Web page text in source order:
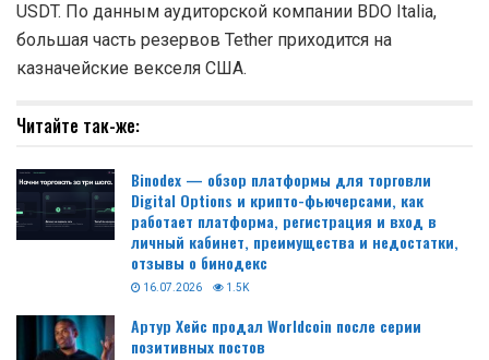
USDT. По данным аудиторской компании BDO Italia,
большая часть резервов Tether приходится на
казначейские векселя США.
Читайте так-же:
Binodex — обзор платформы для торговли
Digital Options и крипто-фьючерсами, как
работает платформа, регистрация и вход в
личный кабинет, преимущества и недостатки,
отзывы о бинодекс
16.07.2026 1.5K
Артур Хейс продал Worldcoin после серии
позитивных постов